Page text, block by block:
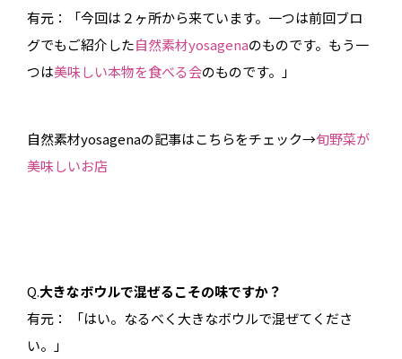
有元：「今回は２ヶ所から来ています。一つは前回ブロ
グでもご紹介した自然素材yosagenaのものです。もう一
つは美味しい本物を食べる会のものです。」
自然素材yosagenaの記事はこちらをチェック→旬野菜が
美味しいお店
Q.大きなボウルで混ぜるこその味ですか？
有元： 「はい。なるべく大きなボウルで混ぜてくださ
い。」